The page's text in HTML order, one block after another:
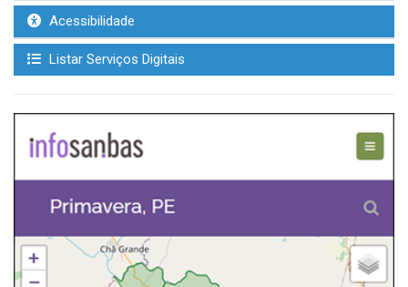
Acessibilidade
Listar Serviços Digitais